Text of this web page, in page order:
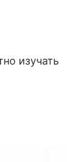
изучать